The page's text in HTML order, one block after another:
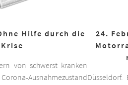
Hilfe durch die
Krise
von schwerst kranken
Ausnahmezustand
24.